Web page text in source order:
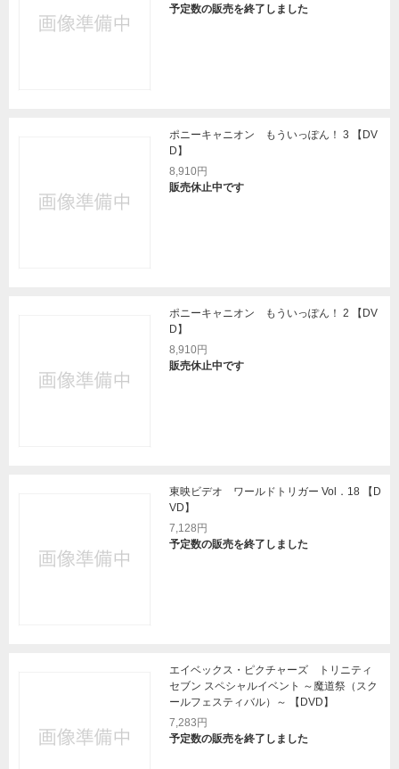
予定数の販売を終了しました
ポニーキャニオン もういっぽん！ 3 【DV
D】
8,910円
販売休止中です
ポニーキャニオン もういっぽん！ 2 【DV
D】
8,910円
販売休止中です
東映ビデオ ワールドトリガー Vol．18 【D
VD】
7,128円
予定数の販売を終了しました
エイベックス・ピクチャーズ トリニティ
セブン スペシャルイベント ～魔道祭（スク
ールフェスティバル）～ 【DVD】
7,283円
予定数の販売を終了しました